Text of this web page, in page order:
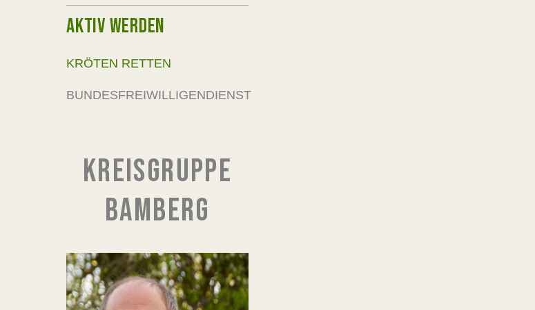
AKTIV WERDEN
KRÖTEN RETTEN
BUNDESFREIWILLIGENDIENST
KREISGRUPPE
BAMBERG